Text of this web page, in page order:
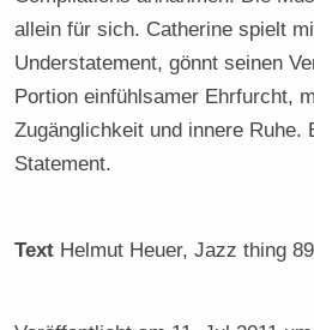
allein für sich. Catherine spielt
Understatement, gönnt seinen
Portion einfühlsamer Ehrfurcht,
Zugänglichkeit und innere Ruhe.
Statement.
Text Helmut Heuer, Jazz thing 89